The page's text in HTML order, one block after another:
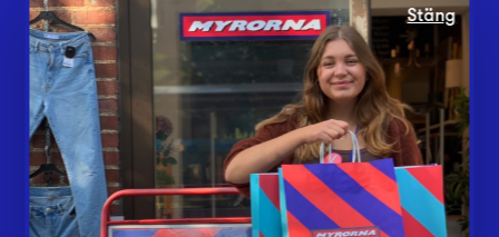
Webbshop
Butiker
Lämna in
Vårt överskott
Stäng